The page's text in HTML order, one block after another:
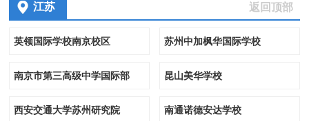
江苏 返回顶部
英领国际学校南京校区 苏州中加枫华国际学校
南京市第三高级中学国际部 昆山美华学校
西安交通大学苏州研究院 南通诺德安达学校